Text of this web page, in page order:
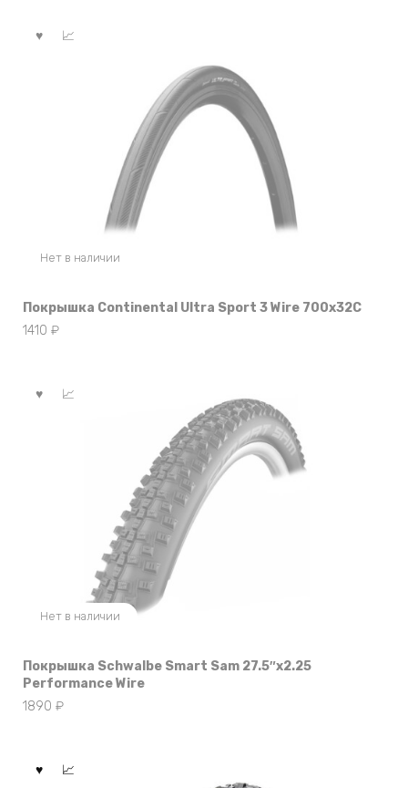
Нет в наличии
Покрышка Continental Ultra Sport 3 Wire 700x32C
1410 ₽
Нет в наличии
Покрышка Schwalbe Smart Sam 27.5″x2.25
Performance Wire
1890 ₽